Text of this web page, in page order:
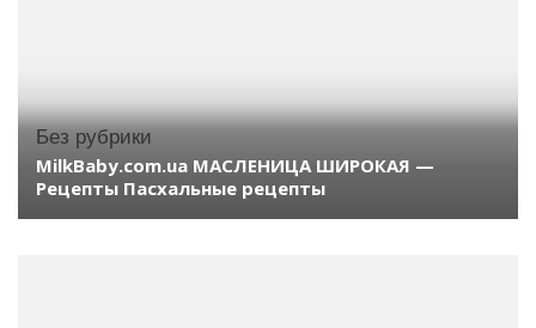
Без рубрики
MilkBaby.com.ua МАСЛЕНИЦА ШИРОКАЯ —
Рецепты Пасхальные рецепты